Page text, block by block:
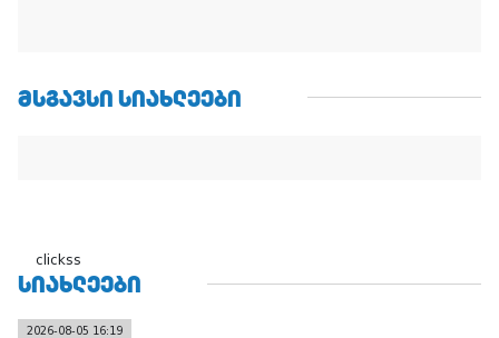
ᲛᲡᲒᲐᲕᲡᲘ ᲡᲘᲐᲮᲚᲔᲔᲑᲘ
clickss
ᲡᲘᲐᲮᲚᲔᲔᲑᲘ
2026-08-05 16:19